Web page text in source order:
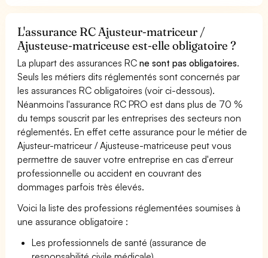
L'assurance RC Ajusteur-matriceur /
Ajusteuse-matriceuse est-elle obligatoire ?
La plupart des assurances RCne sont pas obligatoires.
Seuls les métiers dits réglementés sont concernés par
les assurances RC obligatoires (voir ci-dessous).
Néanmoins l'assurance RC PRO est dans plus de 70 %
du temps souscrit par les entreprises des secteurs non
réglementés. En effet cette assurance pour le métier de
Ajusteur-matriceur / Ajusteuse-matriceuse peut vous
permettre de sauver votre entreprise en cas d'erreur
professionnelle ou accident en couvrant des
dommages parfois très élevés.
Voici la liste des professions réglementées soumises à
une assurance obligatoire :
Les professionnels de santé (assurance de